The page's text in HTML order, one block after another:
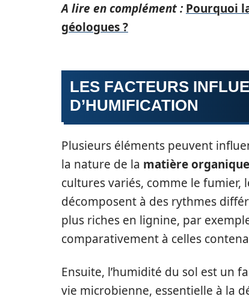
A lire en complément : Pourquoi
géologues ?
LES FACTEURS
D’HUMIFICATION
Plusieurs éléments peuvent
la nature de la matière organique
cultures variés, comme le fumier,
décomposent à des rythmes
plus riches en lignine, par
comparativement à celles
Ensuite, l’humidité du sol est un
vie microbienne, essentielle à la